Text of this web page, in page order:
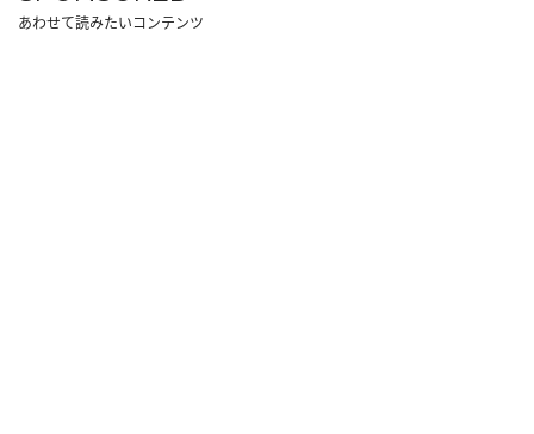
あわせて読みたいコンテンツ